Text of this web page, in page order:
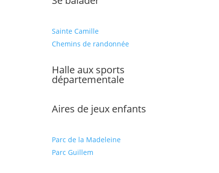
Sainte Camille
Chemins de randonnée
Halle aux sports
départementale
Aires de jeux enfants
Parc de la Madeleine
Parc Guillem